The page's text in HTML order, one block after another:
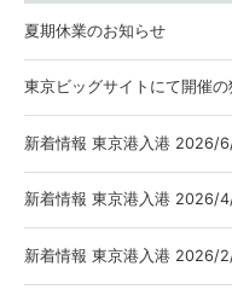
夏期休業のお知らせ
東京ビッグサイトにて開催
新着情報 東京港入港 2026/
新着情報 東京港入港 2026/
新着情報 東京港入港 2026/